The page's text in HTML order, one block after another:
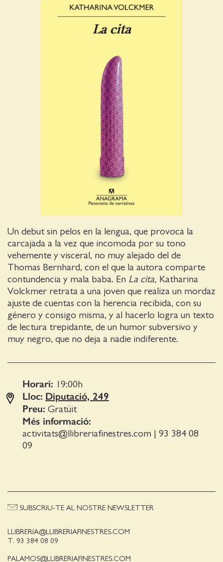
Un debut sin pelos en la lengua, que provoca la
carcajada a la vez que incomoda por su tono
vehemente y visceral, no muy alejado del de
Thomas Bernhard, con el que la autora comparte
contundencia y mala baba. En La cita, Katharina
Volckmer retrata a una joven que realiza un mordaz
ajuste de cuentas con la herencia recibida, con su
género y consigo misma, y al hacerlo logra un texto
de lectura trepidante, de un humor subversivo y
muy negro, que no deja a nadie indiferente.
Horari: 19:00 h
Lloc: Diputació, 249
Preu: Gratüit
Més informació:
activitats@llibreriafinestres.com
93 384 08
09
LLIBRERIA@LLIBRERIAFINESTRES.COM
T. 93 384 08 09
PALAMOS@LLIBRERIAFINESTRES.COM
SUBSCRIU-TE AL NOSTRE NEWSLETTER